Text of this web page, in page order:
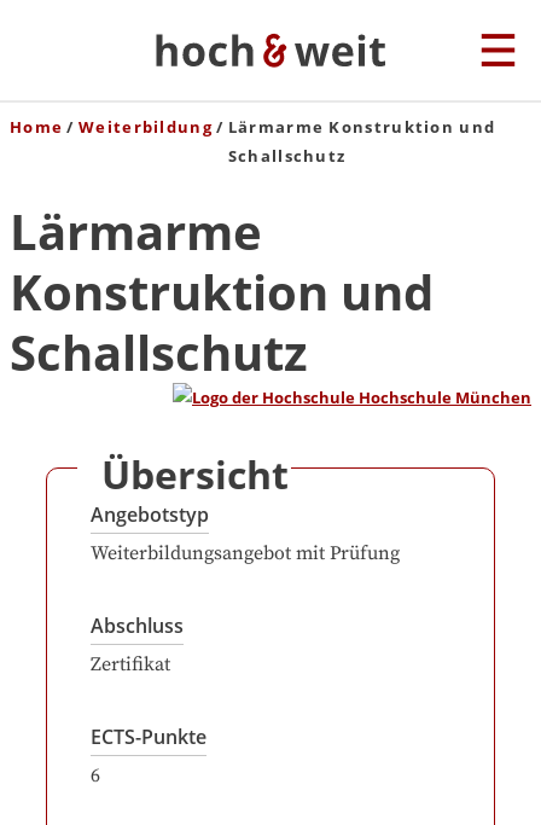
Home Weiterbildung
Lärmarme Konstruktion und
Schallschutz
Lärmarme
Konstruktion und
Schallschutz
Übersicht
Angebotstyp
Weiterbildungsangebot mit Prüfung
Abschluss
Zertifikat
ECTS-Punkte
6